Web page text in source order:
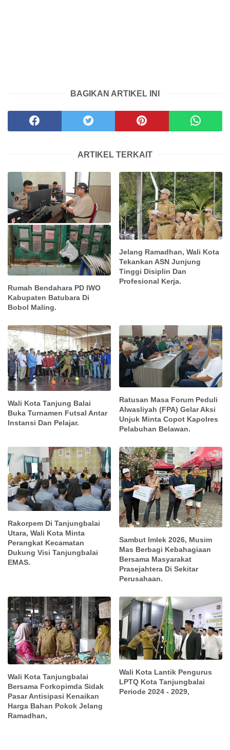
BAGIKAN ARTIKEL INI
ARTIKEL TERKAIT
Rumah Bendahara PD IWO
Kabupaten Batubara Di
Bobol Maling.
Jelang Ramadhan, Wali Kota
Tekankan ASN Junjung
Tinggi Disiplin Dan
Profesional Kerja.
Wali Kota Tanjung Balai
Buka Turnamen Futsal Antar
Instansi Dan Pelajar.
Ratusan Masa Forum Peduli
Alwasliyah (FPA) Gelar Aksi
Unjuk Minta Copot Kapolres
Pelabuhan Belawan.
Rakorpem Di Tanjungbalai
Utara, Wali Kota Minta
Perangkat Kecamatan
Dukung Visi Tanjungbalai
EMAS.
Sambut Imlek 2026, Musim
Mas Berbagi Kebahagiaan
Bersama Masyarakat
Prasejahtera Di Sekitar
Perusahaan.
Wali Kota Tanjungbalai
Bersama Forkopimda Sidak
Pasar Antisipasi Kenaikan
Harga Bahan Pokok Jelang
Ramadhan,
Wali Kota Lantik Pengurus
LPTQ Kota Tanjungbalai
Periode 2024 - 2029,